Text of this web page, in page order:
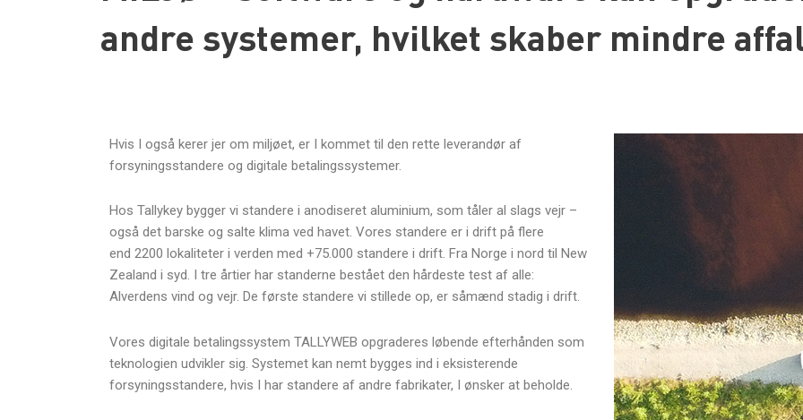
andre systemer, hvilket skaber mindre
Hvis I også kerer jer om miljøet, er I kommet til den rette leverandør af
forsyningsstandere og digitale betalingssystemer.
Hos Tallykey bygger vi standere i anodiseret aluminium, som tåler al slags vejr –
også det barske og salte klima ved havet. Vores standere er i drift på flere
end 2200 lokaliteter i verden med +75.000 standere i drift. Fra Norge i nord til New
Zealand i syd. I tre årtier har standerne bestået den hårdeste test af alle:
Alverdens vind og vejr. De første standere vi stillede op, er såmænd stadig i drift.
Vores digitale betalingssystem TALLYWEB opgraderes løbende efterhånden som
teknologien udvikler sig. Systemet kan nemt bygges ind i eksisterende
forsyningsstandere, hvis I har standere af andre fabrikater, I ønsker at beholde.